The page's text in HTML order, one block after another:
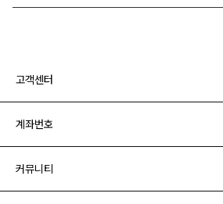
고객센터
계좌번호
커뮤니티